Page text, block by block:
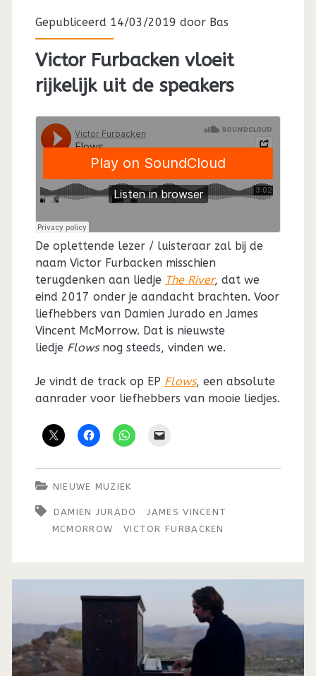
Gepubliceerd 14/03/2019 door Bas
Victor Furbacken vloeit
rijkelijk uit de speakers
De oplettende lezer / luisteraar zal bij de
naam Victor Furbacken misschien
terugdenken aan liedje The River, dat we
eind 2017 onder je aandacht brachten. Voor
liefhebbers van Damien Jurado en James
Vincent McMorrow. Dat is nieuwste
liedje Flowsnog steeds, vinden we.
Je vindt de track op EP Flows, een absolute
aanrader voor liefhebbers van mooie liedjes.
NIEUWE MUZIEK
DAMIEN JURADO
JAMES VINCENT
MCMORROW
VICTOR FURBACKEN